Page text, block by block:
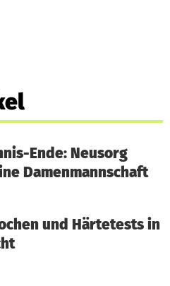
Ende: Neusorg
Damenmannschaft
und Härtetests in